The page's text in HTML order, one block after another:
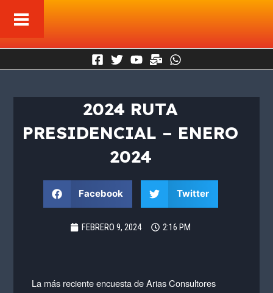
contenido
2024 RUTA
PRESIDENCIAL – ENERO
2024
Facebook Twitter
FEBRERO 9, 2024 2:16 PM
La más reciente encuesta de Arias Consultores